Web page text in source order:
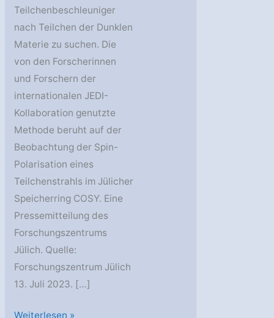
Teilchenbeschleuniger
nach Teilchen der Dunklen
Materie zu suchen. Die
von den Forscherinnen
und Forschern der
internationalen JEDI-
Kollaboration genutzte
Methode beruht auf der
Beobachtung der Spin-
Polarisation eines
Teilchenstrahls im Jülicher
Speicherring COSY. Eine
Pressemitteilung des
Forschungszentrums
Jülich. Quelle:
Forschungszentrum Jülich
13. Juli 2023. […]
Suche
Weiterlesen »